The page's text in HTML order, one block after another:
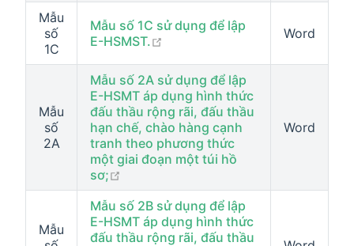
Mẫu
số
1C
Mẫu số 1C sử dụng để lập
E-HSMST.
open in new windowWord
Mẫu
số
2A
Mẫu số 2A sử dụng để lập
E-HSMT áp dụng hình thức
đấu thầu rộng rãi, đấu thầu
hạn chế, chào hàng cạnh
tranh theo phương thức
một giai đoạn một túi hồ
sơ;
Word
Mẫu
Mẫu số 2B sử dụng để lập
E-HSMT áp dụng hình thức
đấu thầu rộng rãi, đấu thầu